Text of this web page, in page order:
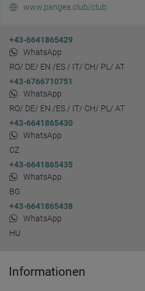
www.pangea.club/club
+43-6641865429
WhatsApp
RO/ DE/ EN /ES / IT/ CH/ PL/ AT
+43-6766710751
WhatsApp
RO/ DE/ EN /ES / IT/ CH/ PL/ AT
+43-6641865430
WhatsApp
CZ
+43-6641865435
WhatsApp
BG
+43-6641865438
WhatsApp
HU
Informationen